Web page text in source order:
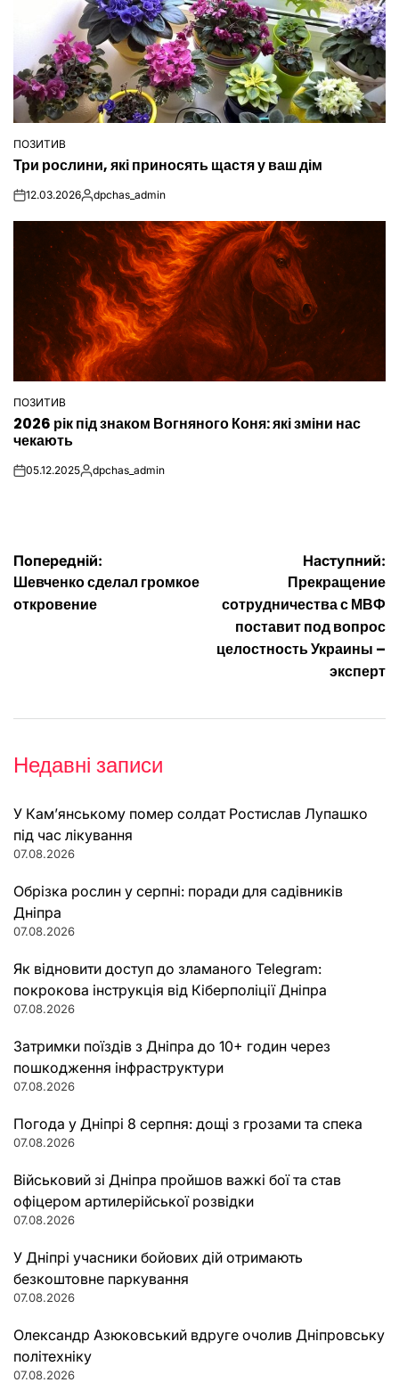
ОПУБЛІКУВАТИ
ПОЗИТИВ
Три рослини, які приносять щастя у ваш дім
on12.03.2026Опубліковано
dpchas_admin
ОПУБЛІКУВАТИ
У
ПОЗИТИВ
2026 рік під знаком Вогняного Коня: які зміни нас
чекають
on05.12.2025Опубліковано
dpchas_admin
Навігація
записів
Попередній:
Шевченко сделал громкое
откровение
Наступний:
Прекращение
сотрудничества с МВФ
поставит под вопрос
целостность Украины –
эксперт
Недавні записи
У Кам’янському помер солдат Ростислав Лупашко
під час лікування
07.08.2026
Обрізка рослин у серпні: поради для садівників
Дніпра
07.08.2026
Як відновити доступ до зламаного Telegram:
покрокова інструкція від Кіберполіції Дніпра
07.08.2026
Затримки поїздів з Дніпра до 10+ годин через
пошкодження інфраструктури
07.08.2026
Погода у Дніпрі 8 серпня: дощі з грозами та спека
07.08.2026
Військовий зі Дніпра пройшов важкі бої та став
офіцером артилерійської розвідки
07.08.2026
У Дніпрі учасники бойових дій отримають
безкоштовне паркування
07.08.2026
Олександр Азюковський вдруге очолив Дніпровську
політехніку
07.08.2026